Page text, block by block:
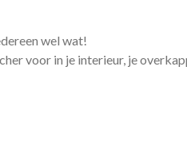
wel wat!
voor in je interieur, je